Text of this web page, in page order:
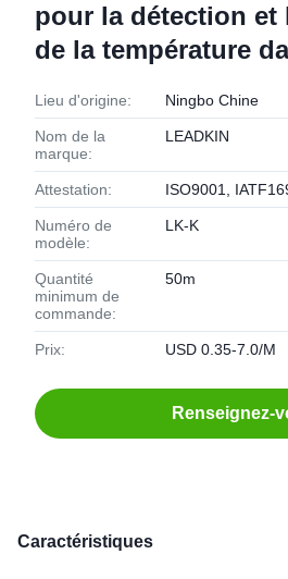
pour la détection et
de la température
Lieu d'origine: Ningbo Chine
Nom de la
marque:
LEADKIN
Attestation: ISO9001,
Numéro de
modèle:
LK-K
Quantité
minimum de
commande:
50m
Prix: USD 0.35-7.0/M
Renseignez-
Caractéristiques